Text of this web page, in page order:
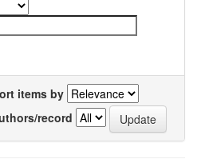
items by
record